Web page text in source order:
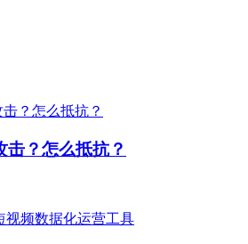
击？怎么抵抗？